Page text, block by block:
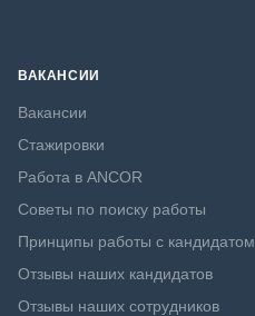
ВАКАНСИИ
Вакансии
Стажировки
Работа в ANCOR
Советы по поиску работы
Принципы работы с кандидатом
Отзывы наших кандидатов
Отзывы наших сотрудников